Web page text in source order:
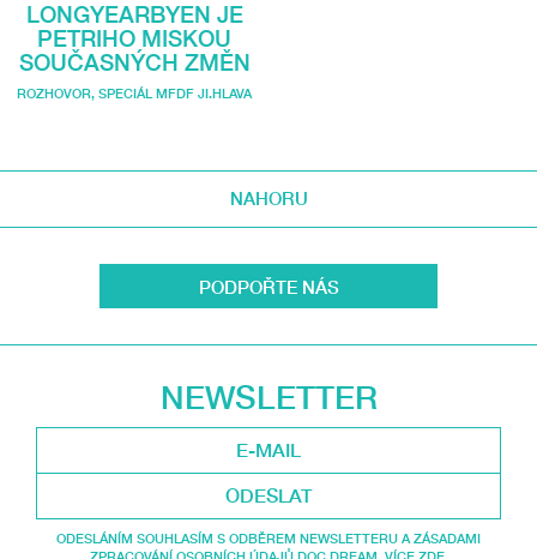
LONGYEARBYEN JE
PETRIHO MISKOU
SOUČASNÝCH ZMĚN
ROZHOVOR, SPECIÁL MFDF JI.HLAVA
NAHORU
PODPOŘTE NÁS
NEWSLETTER
ODESLAT
ODESLÁNÍM SOUHLASÍM S ODBĚREM NEWSLETTERU A ZÁSADAMI